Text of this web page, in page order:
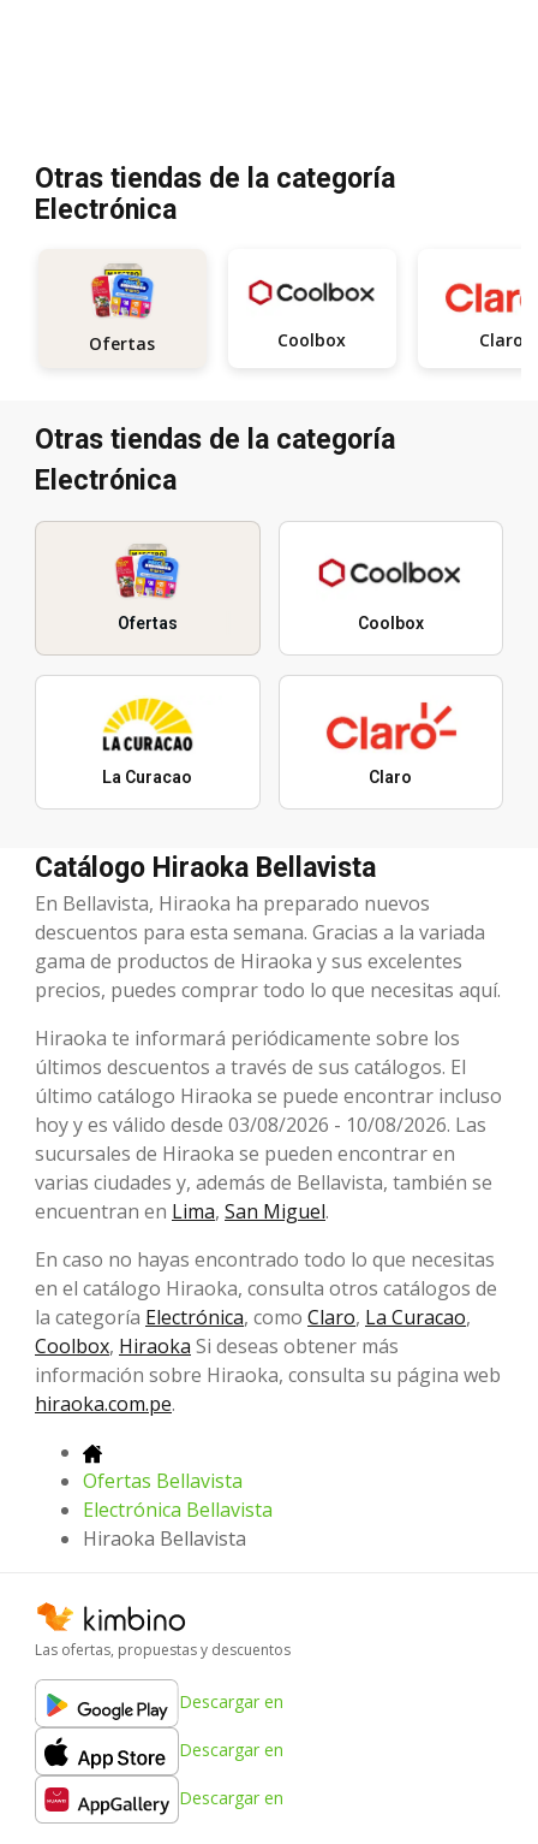
Otras tiendas de la categoría
Electrónica
Ofertas Coolbox Claro
Otras tiendas de la categoría
Electrónica
Ofertas Coolbox
La Curacao Claro
Catálogo Hiraoka Bellavista
En Bellavista, Hiraoka ha preparado nuevos
descuentos para esta semana. Gracias a la variada
gama de productos de Hiraoka y sus excelentes
precios, puedes comprar todo lo que necesitas aquí.
Hiraoka te informará periódicamente sobre los
últimos descuentos a través de sus catálogos. El
último catálogo Hiraoka se puede encontrar incluso
hoy y es válido desde 03/08/2026 - 10/08/2026. Las
sucursales de Hiraoka se pueden encontrar en
varias ciudades y, además de Bellavista, también se
encuentran en Lima, San Miguel.
En caso no hayas encontrado todo lo que necesitas
en el catálogo Hiraoka, consulta otros catálogos de
la categoría Electrónica, como Claro, La Curacao,
Coolbox, Hiraoka Si deseas obtener más
información sobre Hiraoka, consulta su página web
hiraoka.com.pe.
Ofertas Bellavista
Electrónica Bellavista
Hiraoka Bellavista
Las ofertas, propuestas y descuentos
Descargar en
Descargar en
Descargar en